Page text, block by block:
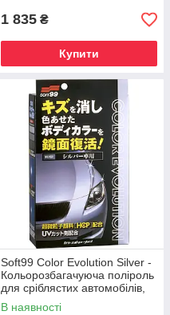
1 835 ₴
Купити
Soft99 Color Evolution Silver -
Кольорозбагачуюча поліроль
для сріблястих автомобілів,
100 мл
В наявності